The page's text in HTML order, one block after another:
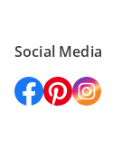
Social Media